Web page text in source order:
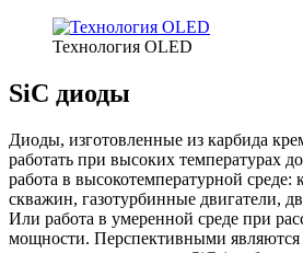
Технология OLED
SiC диоды
Диоды, изготовленные из карбида
работать при высоких температурах
работа в высокотемпературной среде:
скважин, газотурбинные двигатели,
Или работа в умеренной среде при
мощности. Перспективными являются